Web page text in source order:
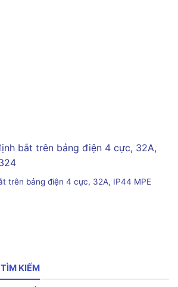
trên bảng điện 4 cực, 32A, IP44 MPE
KIẾM